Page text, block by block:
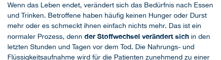
Wenn das Leben endet, verändert sich das Bedürfnis nach Essen
und Trinken. Betroffene haben häufig keinen Hunger oder Durst
mehr oder es schmeckt ihnen einfach nichts mehr. Das ist ein
normaler Prozess, denn der Stoffwechsel verändert sich in den
letzten Stunden und Tagen vor dem Tod. Die Nahrungs- und
Flüssigkeitsaufnahme wird für die Patienten zunehmend zu einer